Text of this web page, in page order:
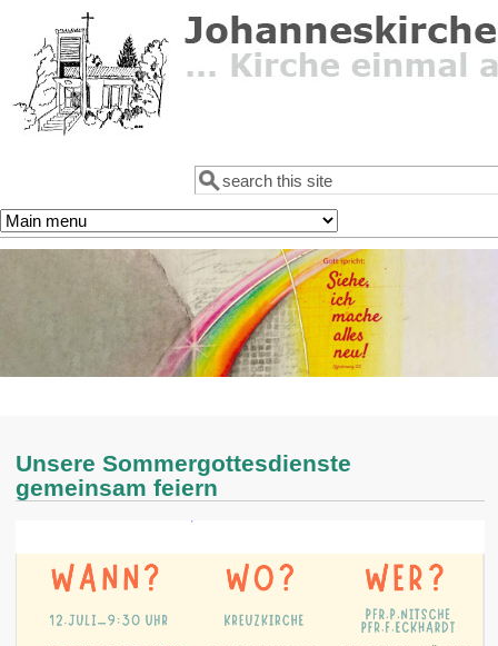
Direkt zum Inhalt
Suchformular
Suche
Unsere Sommergottesdienste
gemeinsam feiern